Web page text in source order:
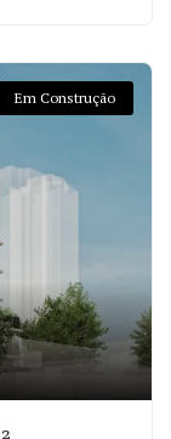
Em Construção